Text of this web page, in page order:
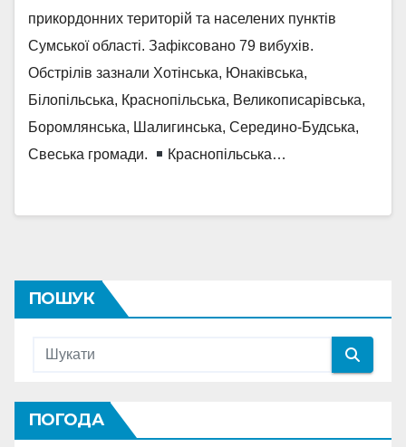
прикордонних територій та населених пунктів
Сумської області. Зафіксовано 79 вибухів.
Обстрілів зазнали Хотінська, Юнаківська,
Білопільська, Краснопільська, Великописарівська,
Боромлянська, Шалигинська, Середино-Будська,
Свеська громади.
Краснопільська…
ПОШУК
ПОГОДА